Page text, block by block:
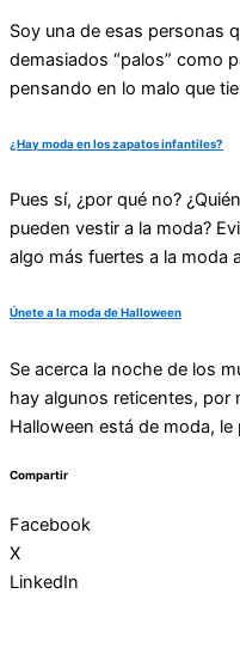
Soy una de esas personas
demasiados “palos” como
pensando en lo malo que
¿Hay moda en los zapatos infantiles?
Pues sí, ¿por qué no?
pueden vestir a la moda?
algo más fuertes a la moda
Únete a la moda de Halloween
Se acerca la noche de los
hay algunos reticentes, por
Halloween está de moda, le
Compartir
Facebook
X
LinkedIn